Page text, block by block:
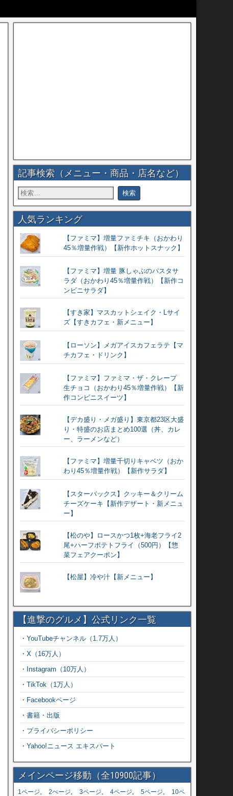
記事検索（メニュー・商品・店名など）
人気ランキング
【ファミマ】増量ファミチキ（おかわり
45％増量作戦）【新作ホットスナック】
【ファミマ】増量 豚しゃぶのパスタサ
ラダ（おかわり45％増量作戦）【新作コ
ンビニサラダ】
【すき家】マスカットシェイク・Lサイ
ズ【すきカフェ・新メニュー】
【ローソン】メガアイスカフェラテ【マ
チカフェ・ドリンク】
【ファミマ】ファミマ・ザ・クレープ
生チョコ（おかわり45％増量作戦）【新
作コンビニスイーツ】
【デカ盛り・メガ盛り】東京都23区大盛
り・特盛のお店まとめ100選（丼、カレ
ー、ラーメンなど）
【ファミマ】増量千切りキャベツ（おか
わり45％増量作戦）【新作サラダ】
【スターバックス】クッキー＆クリーム
チーズケーキ【新作デザート・新メニュ
ー】
【松のや】ロースかつ1枚+海老フライ2
尾+ハーフポテトフライ（500円）【惣
菜フェアクーポン】
【松屋】冷や汁【新メニュー】
【進撃のグルメ】公式リンク一覧
・ YouTubeチャンネル（1.7万人）
・ X（16万人）
・ Instagram（10万人）
・ TikTok（1万人）
・ Facebookページ
・ 書籍・出版
・ プライバシーポリシー
・ Yahoo!ニュース エキスパート
メインページ移動（全10900記事）
1ページ, 2ぺージ, 3ページ, 4ページ, 5ページ,
10ペ